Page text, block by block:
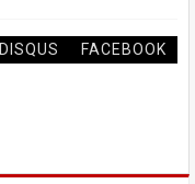
DISQUS FACEBOOK